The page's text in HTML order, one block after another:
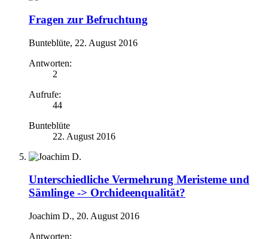
Fragen zur Befruchtung
Bunteblüte, 22. August 2016
Antworten:
2
Aufrufe:
44
Bunteblüte
22. August 2016
Unterschiedliche Vermehrung Meristeme und
Sämlinge -> Orchideenqualität?
Joachim D., 20. August 2016
Antworten: